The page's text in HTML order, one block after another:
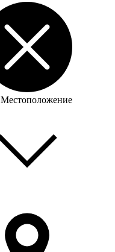
Местоположение